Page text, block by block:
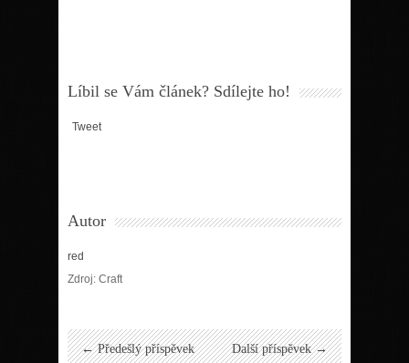
Líbil se Vám článek? Sdílejte ho!
Tweet
Autor
red
Zdroj: Craft
← Předešlý příspěvek Další příspěvek →